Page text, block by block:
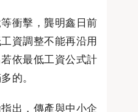
衝擊，龔明鑫日前
資調整不能再沿用
依最低工資公式計
的。
出，傳產與中小企